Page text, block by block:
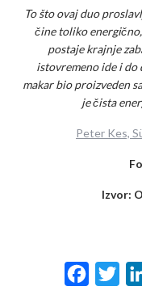
To što ovaj duo
čine toliko
postaje krajnje
istovremeno ide i do
makar bio proizveden
je čista
Peter Kes,
Izvor: